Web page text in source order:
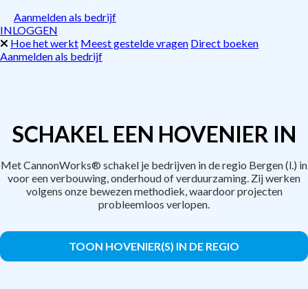
Aanmelden als bedrijf
INLOGGEN
Hoe het werkt Meest gestelde vragen Direct boeken
Aanmelden als bedrijf
SCHAKEL EEN HOVENIER IN
Met CannonWorks® schakel je bedrijven in de regio Bergen (l.) in
voor een verbouwing, onderhoud of verduurzaming. Zij werken
volgens onze bewezen methodiek, waardoor projecten
probleemloos verlopen.
TOON HOVENIER(S) IN DE REGIO